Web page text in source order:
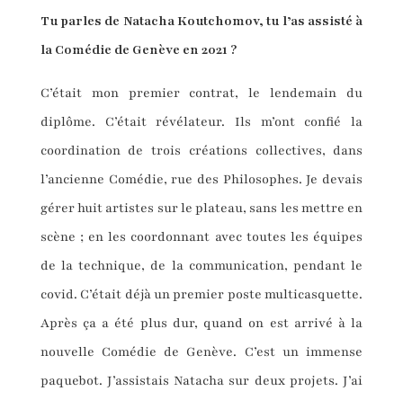
Tu parles de Natacha Koutchomov, tu l’as assisté à
la Comédie de Genève en 2021 ?
C’était mon premier contrat, le lendemain du
diplôme. C’était révélateur. Ils m’ont confié la
coordination de trois créations collectives, dans
l’ancienne Comédie, rue des Philosophes. Je devais
gérer huit artistes sur le plateau, sans les mettre en
scène ; en les coordonnant avec toutes les équipes
de la technique, de la communication, pendant le
covid. C’était déjà un premier poste multicasquette.
Après ça a été plus dur, quand on est arrivé à la
nouvelle Comédie de Genève. C’est un immense
paquebot. J’assistais Natacha sur deux projets. J’ai